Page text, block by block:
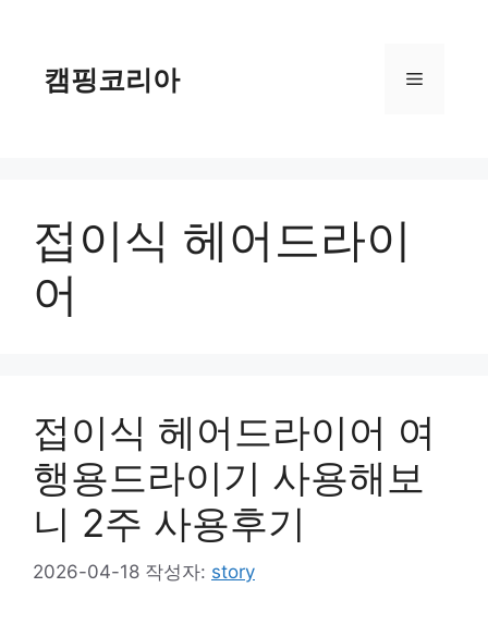
캠핑코리아 메
접이식 헤어드라이
어
접이식 헤어드라이어 여
행용드라이기 사용해보
니 2주 사용후기
2026-04-18 작성자: story